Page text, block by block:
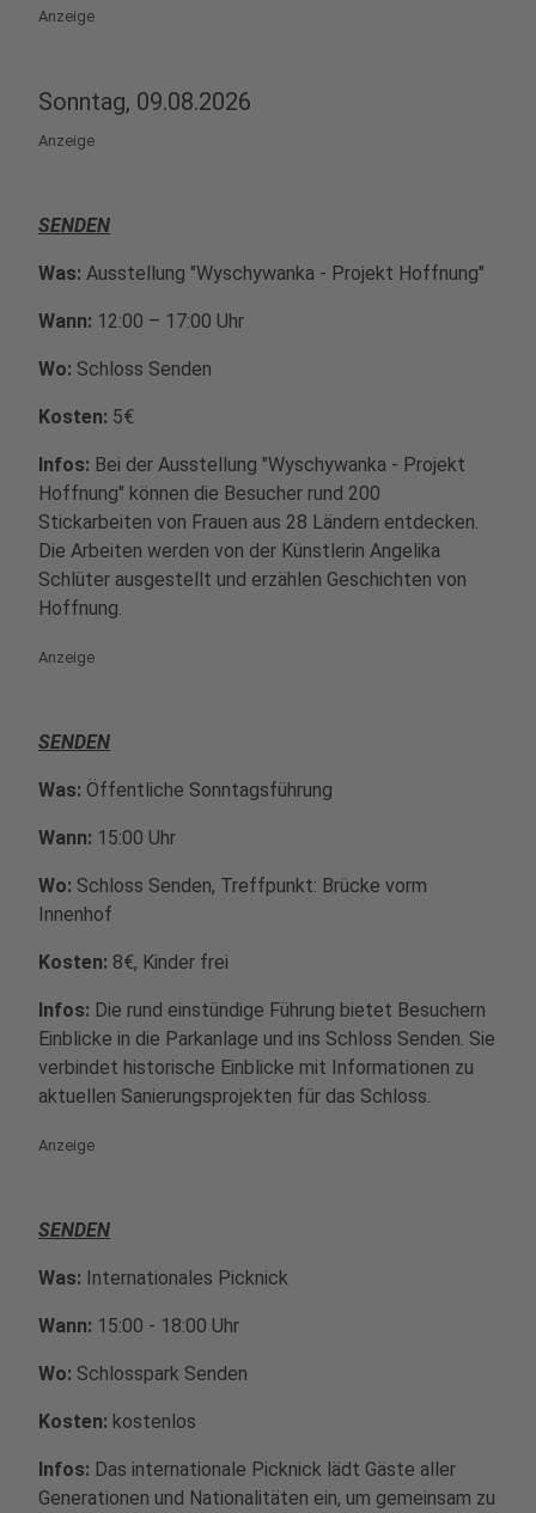
Anzeige
Sonntag, 09.08.2026
Anzeige
SENDEN
Was: Ausstellung "Wyschywanka - Projekt Hoffnung"
Wann: 12:00 – 17:00 Uhr
Wo: Schloss Senden
Kosten: 5€
Infos: Bei der Ausstellung "Wyschywanka - Projekt
Hoffnung" können die Besucher rund 200
Stickarbeiten von Frauen aus 28 Ländern entdecken.
Die Arbeiten werden von der Künstlerin Angelika
Schlüter ausgestellt und erzählen Geschichten von
Hoffnung.
Anzeige
SENDEN
Was: Öffentliche Sonntagsführung
Wann: 15:00 Uhr
Wo: Schloss Senden, Treffpunkt: Brücke vorm
Innenhof
Kosten: 8€, Kinder frei
Infos: Die rund einstündige Führung bietet Besuchern
Einblicke in die Parkanlage und ins Schloss Senden. Sie
verbindet historische Einblicke mit Informationen zu
aktuellen Sanierungsprojekten für das Schloss.
Anzeige
SENDEN
Was: Internationales Picknick
Wann: 15:00 - 18:00 Uhr
Wo: Schlosspark Senden
Kosten: kostenlos
Infos: Das internationale Picknick lädt Gäste aller
Generationen und Nationalitäten ein, um gemeinsam zu